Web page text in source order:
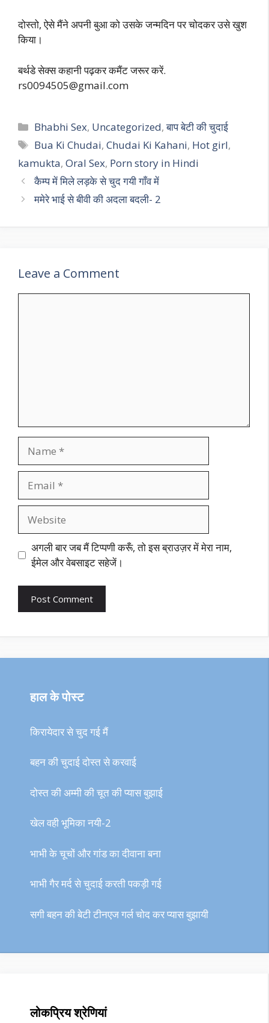
दोस्तो, ऐसे मैंने अपनी बुआ को उसके जन्मदिन पर चोदकर उसे खुश
किया।
बर्थडे सेक्स कहानी पढ़कर कमैंट जरूर करें.
rs0094505@gmail.com
Categories
Bhabhi Sex, Uncategorized,बाप बेटी की चुदाई
Tags
Bua Ki Chudai,Chudai Ki Kahani, Hot girl,
kamukta, Oral Sex, Porn story in Hindi
कैम्प में मिले लड़के से चुद गयी गाँव में
ममेरे भाई से बीवी की अदला बदली- 2
Leave a Comment
अगली बार जब मैं टिप्पणी करूँ, तो इस ब्राउज़र में मेरा नाम,
ईमेल और वेबसाइट सहेजें।
हाल के पोस्ट
किरायेदार से चुद गई मैं
बहन की चुदाई दोस्त से करवाई
दोस्त की अम्मी की चूत की प्यास बुझाई
खेल वही भूमिका नयी-2
भाभी के चूचों और गांड का दीवाना बना
भाभी गैर मर्द से चुदाई करती पकड़ी गई
सगी बहन की बेटी टीनएज गर्ल चोद कर प्यास बुझायी
लोकप्रिय श्रेणियां